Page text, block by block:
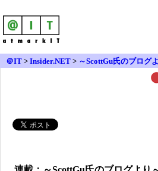
＠IT > Insider.NET > ～ScottGu氏のブログ